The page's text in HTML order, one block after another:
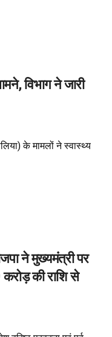
विभाग ने जारी
के मामलों ने स्वास्थ्य
ने मुख्यमंत्री पर
की राशि से